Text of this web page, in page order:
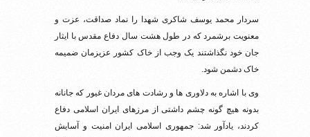
سردار محمد یوسف شاکری شهدا را نماد صداقت، عزت و
معنویت برشمرد که در طول هشت سال دفاع مقدس با ایثار
جان خود نگذاشتند یک وجب از خاک کشور عزیزمان ضمیمه
خاک دشمن شود.
وی با اشاره به دلاوری ها و رشادت های مردان غیور که جانانه
بدونه هیچ گونه چشم داشتی از مرزهای ایران اسلامی دفاع
کردند، یادآور شد: جمهوری اسلامی ایران امنیت و آسایش